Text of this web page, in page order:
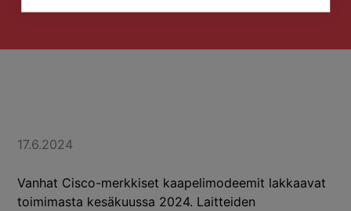
17.6.2024
Vanhat Cisco-merkkiset kaapelimodeemit lakkaavat
toimimasta kesäkuussa 2024. Laitteiden